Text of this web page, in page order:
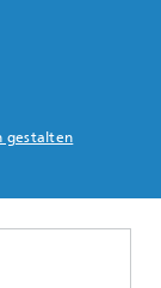
gestalten